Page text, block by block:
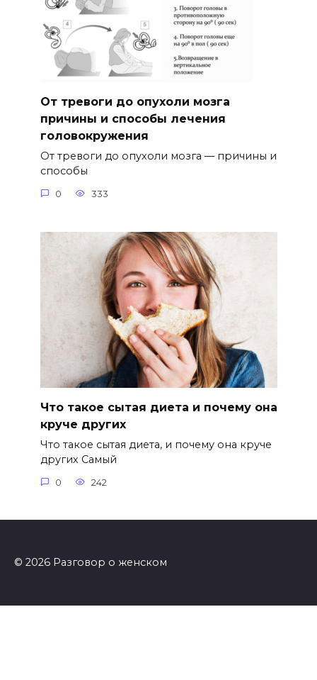
От тревоги до опухоли мозга
причины и способы лечения
головокружения
От тревоги до опухоли мозга — причины и
способы
0 333
Что такое сытая диета и почему она
круче других
Что такое сытая диета, и почему она круче
других Самый
0 242
© 2026 Разговор о женском